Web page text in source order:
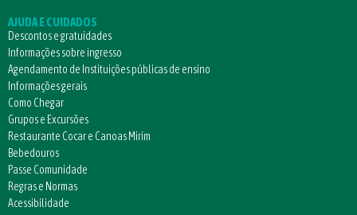
AJUDA E CUIDADOS
Descontos e gratuidades
Informações sobre ingresso
Agendamento de Instituições públicas de ensino
Informações gerais
Como Chegar
Grupos e Excursões
Restaurante Cocar e Canoas Mirim
Bebedouros
Passe Comunidade
Regras e Normas
Acessibilidade